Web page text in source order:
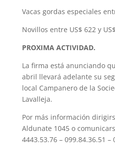
Vacas gordas especiales
Novillos entre US$ 622 y
PROXIMA ACTIVIDAD.
La firma está anunciando
abril llevará adelante su
local Campanero de la
Lavalleja.
Por más información
Aldunate 1045 o
4443.53.76 – 099.84.36.51 –